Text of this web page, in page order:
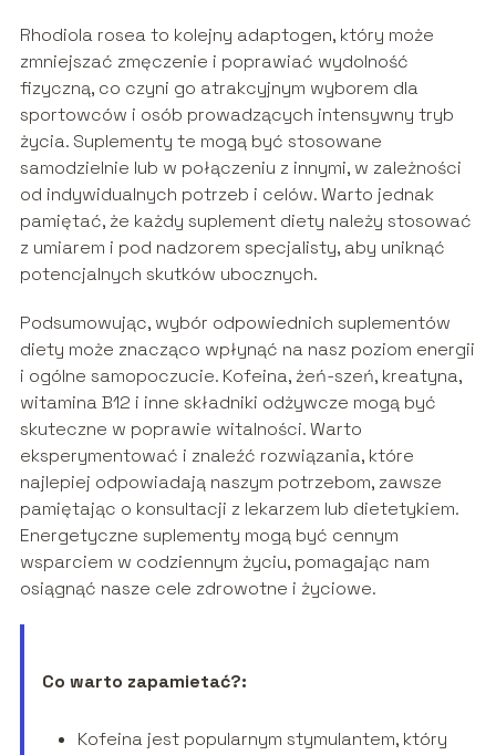
Rhodiola rosea to kolejny adaptogen, który może
zmniejszać zmęczenie i poprawiać wydolność
fizyczną, co czyni go atrakcyjnym wyborem dla
sportowców i osób prowadzących intensywny tryb
życia. Suplementy te mogą być stosowane
samodzielnie lub w połączeniu z innymi, w zależności
od indywidualnych potrzeb i celów. Warto jednak
pamiętać, że każdy suplement diety należy stosować
z umiarem i pod nadzorem specjalisty, aby uniknąć
potencjalnych skutków ubocznych.
Podsumowując, wybór odpowiednich suplementów
diety może znacząco wpłynąć na nasz poziom energii
i ogólne samopoczucie. Kofeina, żeń-szeń, kreatyna,
witamina B12 i inne składniki odżywcze mogą być
skuteczne w poprawie witalności. Warto
eksperymentować i znaleźć rozwiązania, które
najlepiej odpowiadają naszym potrzebom, zawsze
pamiętając o konsultacji z lekarzem lub dietetykiem.
Energetyczne suplementy mogą być cennym
wsparciem w codziennym życiu, pomagając nam
osiągnąć nasze cele zdrowotne i życiowe.
Co warto zapamietać?:
Kofeina jest popularnym stymulantem, który